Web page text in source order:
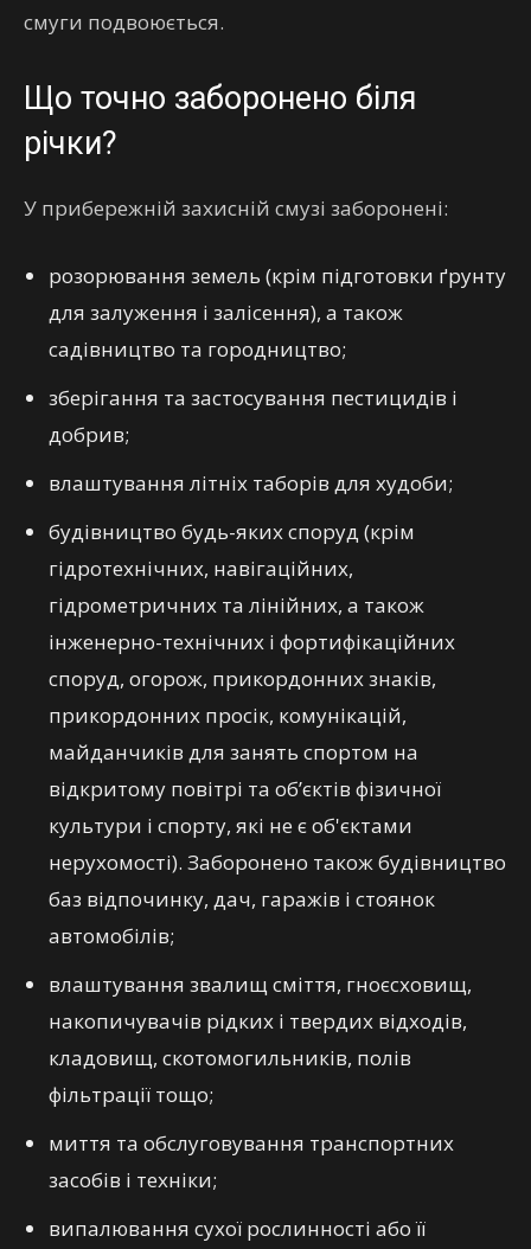
смуги подвоюється.
Що точно заборонено біля
річки?
У прибережній захисній смузі заборонені:
розорювання земель (крім підготовки ґрунту
для залуження і залісення), а також
садівництво та городництво;
зберігання та застосування пестицидів і
добрив;
влаштування літніх таборів для худоби;
будівництво будь-яких споруд (крім
гідротехнічних, навігаційних,
гідрометричних та лінійних, а також
інженерно-технічних і фортифікаційних
споруд, огорож, прикордонних знаків,
прикордонних просік, комунікацій,
майданчиків для занять спортом на
відкритому повітрі та об’єктів фізичної
культури і спорту, які не є об'єктами
нерухомості). Заборонено також будівництво
баз відпочинку, дач, гаражів і стоянок
автомобілів;
влаштування звалищ сміття, гноєсховищ,
накопичувачів рідких і твердих відходів,
кладовищ, скотомогильників, полів
фільтрації тощо;
миття та обслуговування транспортних
засобів і техніки;
випалювання сухої рослинності або її